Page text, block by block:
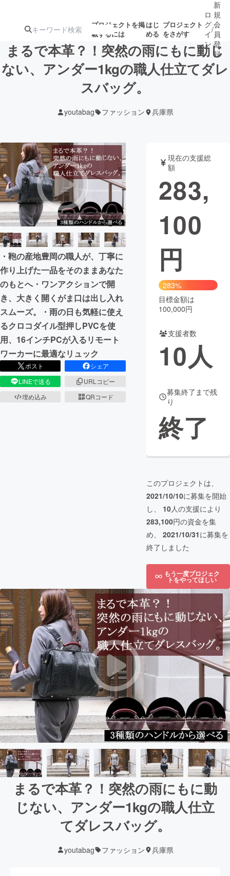
プロジェクトを掲
載するには
はじ
める
プロジェクト
をさがす
注目の新着プロ募集終了が近いプ
テクノロジー・ガジェット
映像・映画 書籍・雑誌
ビジネス・起業 チャレンジ
まちづくり・地域活性化
CAMPFIRE for Social Good
CAMPFIRE Creation
CAMPFIREふるさと納税machi-ya コミュニティ
ロ
グ
イ
ン
/
新
規
会
員
登
録
まるで本革？！突然の雨にもに動じ
ない、アンダー1kgの職人仕立てダレ
スバッグ。
youtabag ファッション 兵庫県
・鞄の産地豊岡の職人が、丁寧に
作り上げた一品をそのままあなた
のもとへ・ワンアクションで開
き、大きく開くがま口は出し入れ
スムーズ。・雨の日も気軽に使え
るクロコダイル型押しPVCを使
用、16インチPCが入るリモート
ワーカーに最適なリュック
ポスト
シェア
LINEで送る
URLコピー
埋め込み
QRコード
現在の支援総
額
283,
100
円
283%
目標金額は
100,000円
支援者数
10人
募集終了まで残
り
終了
このプロジェクトは、
2021/10/10に募集を開始
し、 10人の支援により
283,100円の資金を集
め、 2021/10/31に募集を
終了しました
もう一度プロジェク
トをやってほしい
まるで本革？！突然の雨にもに動
じない、アンダー1kgの職人仕立
てダレスバッグ。
youtabag ファッション 兵庫県